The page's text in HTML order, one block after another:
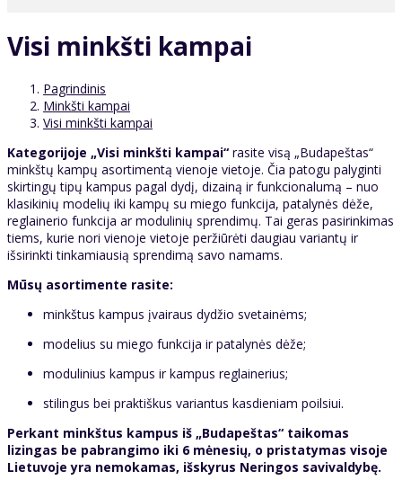
Visi minkšti kampai
Pagrindinis
Minkšti kampai
Visi minkšti kampai
Kategorijoje „Visi minkšti kampai“ rasite visą „Budapeštas“
minkštų kampų asortimentą vienoje vietoje. Čia patogu palyginti
skirtingų tipų kampus pagal dydį, dizainą ir funkcionalumą – nuo
klasikinių modelių iki kampų su miego funkcija, patalynės dėže,
reglainerio funkcija ar modulinių sprendimų. Tai geras pasirinkimas
tiems, kurie nori vienoje vietoje peržiūrėti daugiau variantų ir
išsirinkti tinkamiausią sprendimą savo namams.
Mūsų asortimente rasite:
minkštus kampus įvairaus dydžio svetainėms;
modelius su miego funkcija ir patalynės dėže;
modulinius kampus ir kampus reglainerius;
stilingus bei praktiškus variantus kasdieniam poilsiui.
Perkant minkštus kampus iš „Budapeštas“ taikomas
lizingas be pabrangimo iki 6 mėnesių, o pristatymas visoje
Lietuvoje yra nemokamas, išskyrus Neringos savivaldybę.